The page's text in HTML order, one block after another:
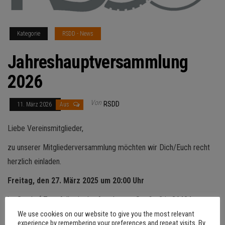
Kategorie RSDD - News
Jahreshauptversammlung
2026
11. März 2026 Aus Von RSDD
Liebe Vereinsmitglieder,
zu unserer Mitgliederversammlung möchten wir Dich/Euch recht
herzlich einladen.
Freitag, den 27. März 2025 um 20:00 Uhr
im Gasthof Zum Adler in der Augsburger Straße 2 in 86424
Dinkelscherben
We use cookies on our website to give you the most relevant
experience by remembering your preferences and repeat visits. By